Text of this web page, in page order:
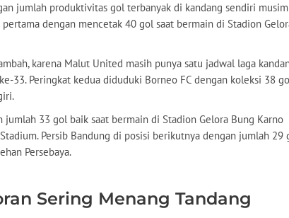
jumlah produktivitas gol terbanyak di kandang sendiri
dengan mencetak 40 gol saat bermain di Stadion
karena Malut United masih punya satu jadwal laga
33. Peringkat kedua diduduki Borneo FC dengan koleksi 38
jumlah 33 gol baik saat bermain di Stadion Gelora Bung Karno
Persib Bandung di posisi berikutnya dengan jumlah 29
Persebaya.
Sering Menang Tandang